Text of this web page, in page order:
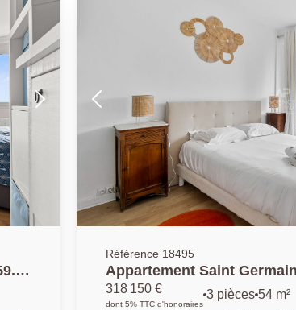
Référence 18495
Appartement Saint
m2
318 150 €
dont 5% TTC d'honoraires
3 pièces 54 m²